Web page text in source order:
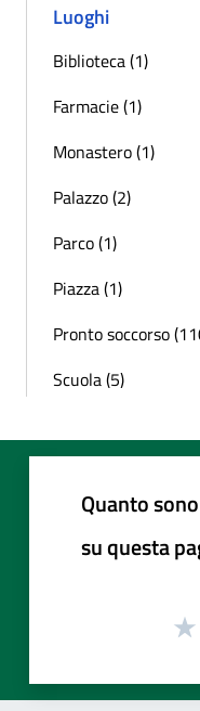
Luoghi
Biblioteca (1)
Farmacie (1)
Monastero (1)
Palazzo (2)
Parco (1)
Piazza (1)
Pronto soccorso
Scuola (5)
Quanto
su questa